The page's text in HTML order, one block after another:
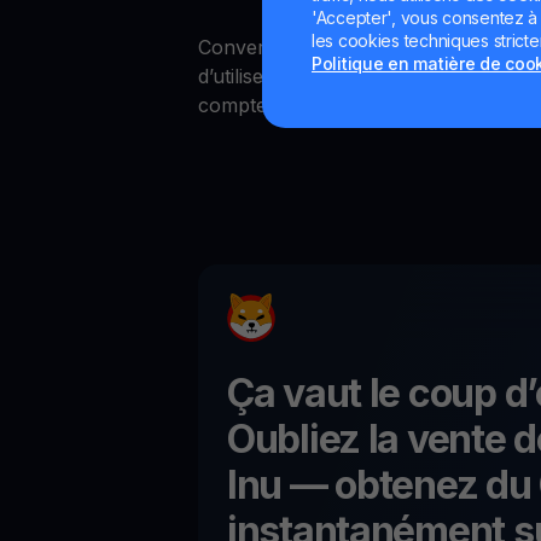
'Accepter', vous consentez à
les cookies techniques
Politique en matière de
Convertir entre crypto et fiat est
d’utiliser l’option "Convert" dans
compte.
Ça vaut le coup
Oubliez la vente
Inu — obtenez du
instantanément